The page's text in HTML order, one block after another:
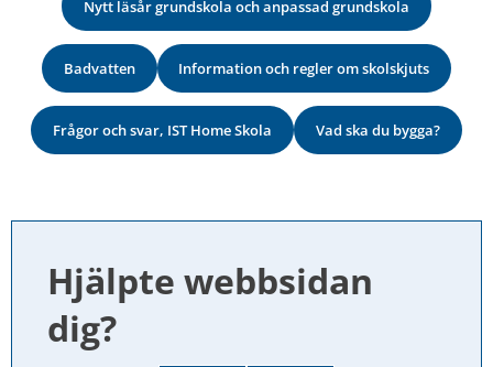
Nytt läsår grundskola och anpassad grundskola
Badvatten Information och regler om skolskjuts
Frågor och svar, IST Home Skola Vad ska du bygga?
Hjälpte webbsidan
dig?